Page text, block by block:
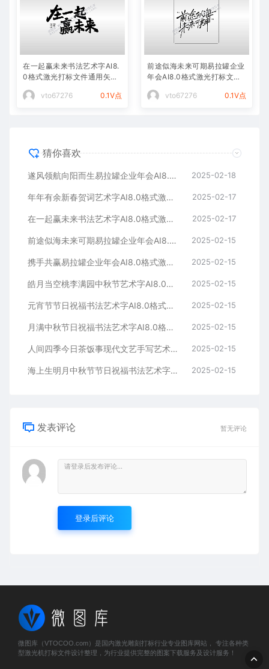
在一起赢未来书法艺术字AI8.
0格式激光打标文件通用矢量
vto67276
0.1V点
前途似海未来可期易拉罐企业
年会AI8.0格式激光打标文件
vto67276
0.1V点
猜你喜欢
遂风领航向阳而生易拉罐企业年会AI8.0格式激光打标文件通用矢量图 2025-02-18
年年有余新春贺词艺术字AI8.0格式激光打标文件通用矢量图 2025-02-17
在一起赢未来书法艺术字AI8.0格式激光打标文件通用矢量图 2025-02-17
前途似海未来可期易拉罐企业年会AI8.0格式激光打标文件通用矢量图 2025-02-15
携手共赢易拉罐企业年会AI8.0格式激光打标文件通用矢量图 2025-02-15
皓月当空桃李满园中秋节艺术字AI8.0格式激光打标文件通用矢量图 2025-02-15
元宵节节日祝福书法艺术字AI8.0格式激光打标文件通用矢量图 2025-02-15
月满中秋节日祝福书法艺术字AI8.0格式激光打标文件通用矢量图 2025-02-15
人间四季今日茶饭事现代文艺手写艺术字AI8.0格式激光打标文件通用矢量图 2025-02-15
海上生明月中秋节节日祝福书法艺术字AI8.0格式激光打标文件通用矢量图 2025-02-15
发表评论 暂无评论
登录后评论
微图库（VTOCOO.com）是国内激光雕刻打标行业专业图库网站， 专注各种类
型激光机打标文件设计整理，为行业提供完整的图案下载服务及设计服务！